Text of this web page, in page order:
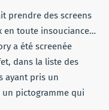
prendre des screens
en toute insouciance…
a été screenée
dans la liste des
ayant pris un
un pictogramme qui